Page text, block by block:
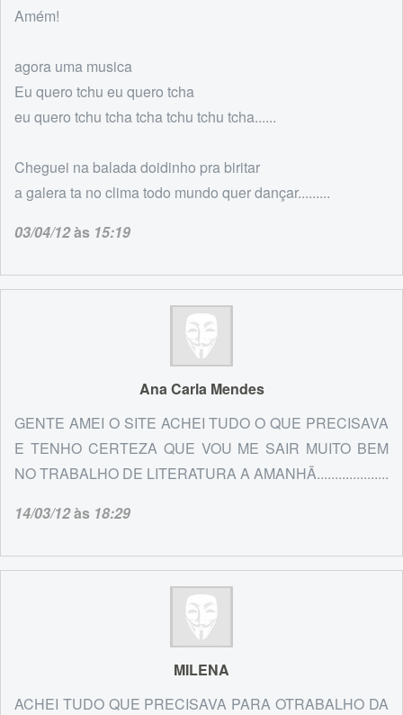
Amém!
agora uma musica
Eu quero tchu eu quero tcha
eu quero tchu tcha tcha tchu tchu tcha......
Cheguei na balada doidinho pra biritar
a galera ta no clima todo mundo quer dançar.........
03/04/12às 15:19
Ana Carla Mendes
GENTE AMEI O SITE ACHEI TUDO O QUE PRECISAVA
E TENHO CERTEZA QUE VOU ME SAIR MUITO BEM
NO TRABALHO DE LITERATURA A AMANHÃ....................
14/03/12às 18:29
MILENA
ACHEI TUDO QUE PRECISAVA PARA OTRABALHO DA